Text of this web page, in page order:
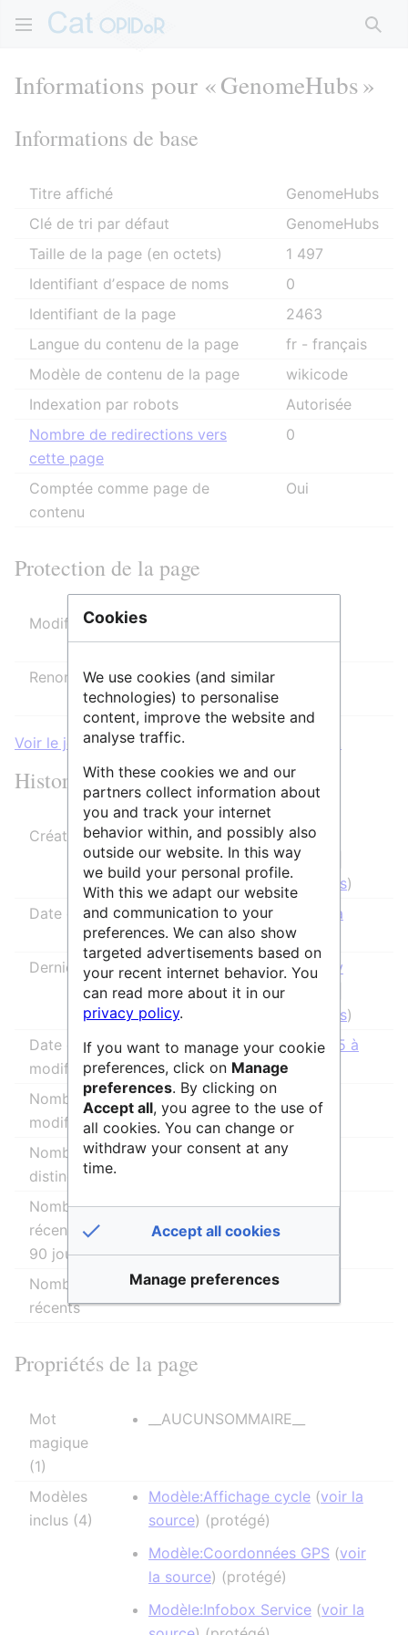
Informations pour « GenomeHubs »
Informations de base
Titre affiché
GenomeHubs
Clé de tri par défaut
GenomeHubs
Taille de la page (en octets)
1 497
Identifiant dʼespace de noms
0
Identifiant de la page
2463
Langue du contenu de la page
fr - français
Modèle de contenu de la page
wikicode
Indexation par robots
Autorisée
Nombre de redirections vers
cette page
0
Comptée comme page de
contenu
Oui
Protection de la page
Modifier
Autoriser tous les utilisateurs
(infini)
Renommer
Autoriser tous les utilisateurs
(infini)
Voir le journal des protections pour cette page.
Historique des modifications
Créateur de la page
AnneAdmin
(discussion
contributions)
Date de création de la page
7 juin 2021 à
14:35
Dernier rédacteur
SidonieRaffy
( discussion
contributions)
Date de la dernière
modification
18 avril 2025 à
16:18
Nombre total de
modifications
7
Nombre total d’auteurs
distincts
3
Nombre de modifications
récentes (dans les derniers
90 jours)
0
Nombre d’auteurs distincts
récents
0
Propriétés de la page
Mot
magique
(1)
__AUCUNSOMMAIRE__
Modèles
inclus (4)
Modèle:Affichage cycle (voir la
source) (protégé)
Modèle:Coordonnées GPS (voir
la source) (protégé)
Modèle:Infobox Service (voir la
Cookies
We use cookies (and similar
technologies) to personalise
content, improve the website and
analyse traffic.
With these cookies we and our
partners collect information about
you and track your internet
behavior within, and possibly also
outside our website. In this way
we build your personal profile.
With this we adapt our website
and communication to your
preferences. We can also show
targeted advertisements based on
your recent internet behavior. You
can read more about it in our
privacy policy.
If you want to manage your cookie
preferences, click on Manage
preferences. By clicking on
Accept all, you agree to the use of
all cookies. You can change or
withdraw your consent at any
time.
Accept all cookies
Manage preferences